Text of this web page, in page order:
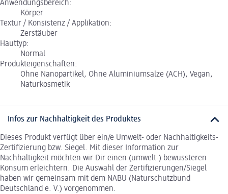
Anwendungsbereich:
Körper
Textur / Konsistenz / Applikation:
Zerstäuber
Hauttyp:
Normal
Produkteigenschaften:
Ohne Nanopartikel, Ohne Aluminiumsalze (ACH), Vegan,
Naturkosmetik
Infos zur Nachhaltigkeit des Produktes
Dieses Produkt verfügt über ein/e Umwelt- oder Nachhaltigkeits-
Zertifizierung bzw. Siegel. Mit dieser Information zur
Nachhaltigkeit möchten wir Dir einen (umwelt-) bewussteren
Konsum erleichtern. Die Auswahl der Zertifizierungen/Siegel
haben wir gemeinsam mit dem NABU (Naturschutzbund
Deutschland e. V.) vorgenommen.